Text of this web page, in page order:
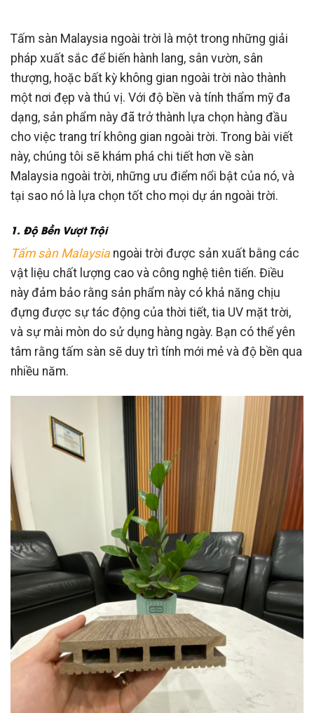
Tấm sàn Malaysia ngoài trời là một trong những giải
pháp xuất sắc để biến hành lang, sân vườn, sân
thượng, hoặc bất kỳ không gian ngoài trời nào thành
một nơi đẹp và thú vị. Với độ bền và tính thẩm mỹ đa
dạng, sản phẩm này đã trở thành lựa chọn hàng đầu
cho việc trang trí không gian ngoài trời. Trong bài viết
này, chúng tôi sẽ khám phá chi tiết hơn về sàn
Malaysia ngoài trời, những ưu điểm nổi bật của nó, và
tại sao nó là lựa chọn tốt cho mọi dự án ngoài trời.
1. Độ Bền Vượt Trội
Tấm sàn Malaysia ngoài trời được sản xuất bằng các
vật liệu chất lượng cao và công nghệ tiên tiến. Điều
này đảm bảo rằng sản phẩm này có khả năng chịu
đựng được sự tác động của thời tiết, tia UV mặt trời,
và sự mài mòn do sử dụng hàng ngày. Bạn có thể yên
tâm rằng tấm sàn sẽ duy trì tính mới mẻ và độ bền qua
nhiều năm.